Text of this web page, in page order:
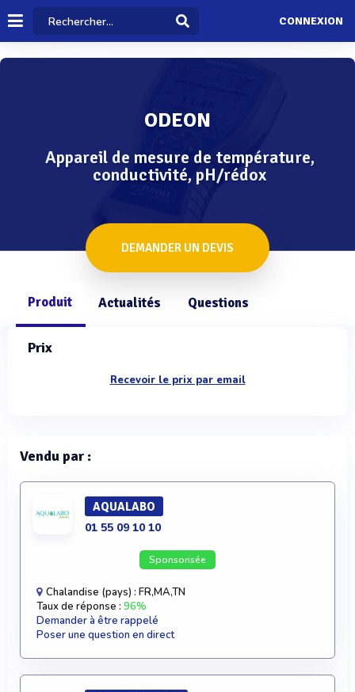
CONNEXION
ODEON
Appareil de mesure de température,
conductivité, pH/rédox
DEMANDER UN DEVIS
Produit Actualités Questions
Prix
Recevoir le prix par email
Vendu par :
AQUALABO
01 55 09 10 10
Sponsorisée
Chalandise (pays) : FR,MA,TN
Taux de réponse : 96%
Demander à être rappelé
Poser une question en direct